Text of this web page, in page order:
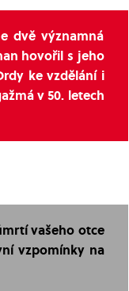
dvě významná
hovořil s jeho
ke vzdělání i
v 50. letech
vašeho otce
vzpomínky na